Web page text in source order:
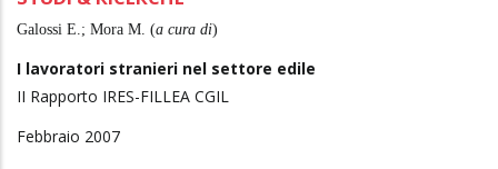
Galossi E.; Mora M. (a cura di)
I lavoratori stranieri nel settore edile
II Rapporto IRES-FILLEA CGIL
Febbraio 2007